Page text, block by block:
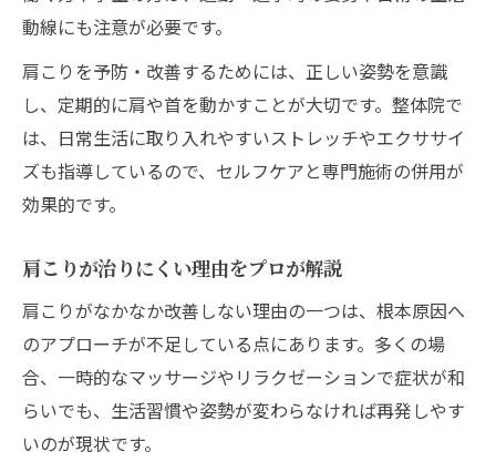
動線にも注意が必要です。
肩こりを予防・改善するためには、正しい姿勢を意識
し、定期的に肩や首を動かすことが大切です。整体院で
は、日常生活に取り入れやすいストレッチやエクササイ
ズも指導しているので、セルフケアと専門施術の併用が
効果的です。
肩こりが治りにくい理由をプロが解説
肩こりがなかなか改善しない理由の一つは、根本原因へ
のアプローチが不足している点にあります。多くの場
合、一時的なマッサージやリラクゼーションで症状が和
らいでも、生活習慣や姿勢が変わらなければ再発しやす
いのが現状です。